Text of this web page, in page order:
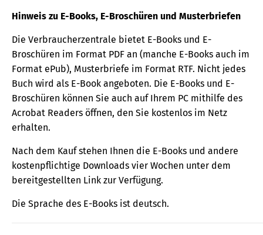
Hinweis zu E-Books, E-Broschüren und Musterbriefen
Die Verbraucherzentrale bietet E-Books und E-
Broschüren im Format PDF an (manche E-Books auch im
Format ePub), Musterbriefe im Format RTF. Nicht jedes
Buch wird als E-Book angeboten. Die E-Books und E-
Broschüren können Sie auch auf Ihrem PC mithilfe des
Acrobat Readers öffnen, den Sie kostenlos im Netz
erhalten.
Nach dem Kauf stehen Ihnen die E-Books und andere
kostenpflichtige Downloads vier Wochen unter dem
bereitgestellten Link zur Verfügung.
Die Sprache des E-Books ist deutsch.